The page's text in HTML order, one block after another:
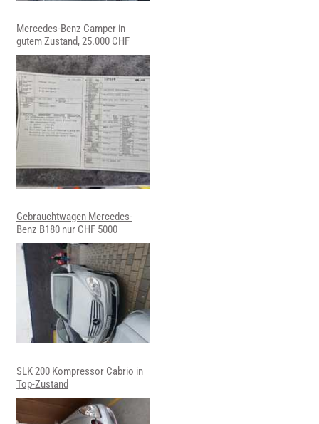
Mercedes-Benz Camper in
gutem Zustand, 25.000 CHF
Gebrauchtwagen Mercedes-
Benz B180 nur CHF 5000
SLK 200 Kompressor Cabrio in
Top-Zustand